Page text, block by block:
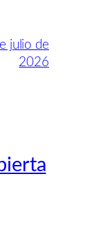
julio de
2026